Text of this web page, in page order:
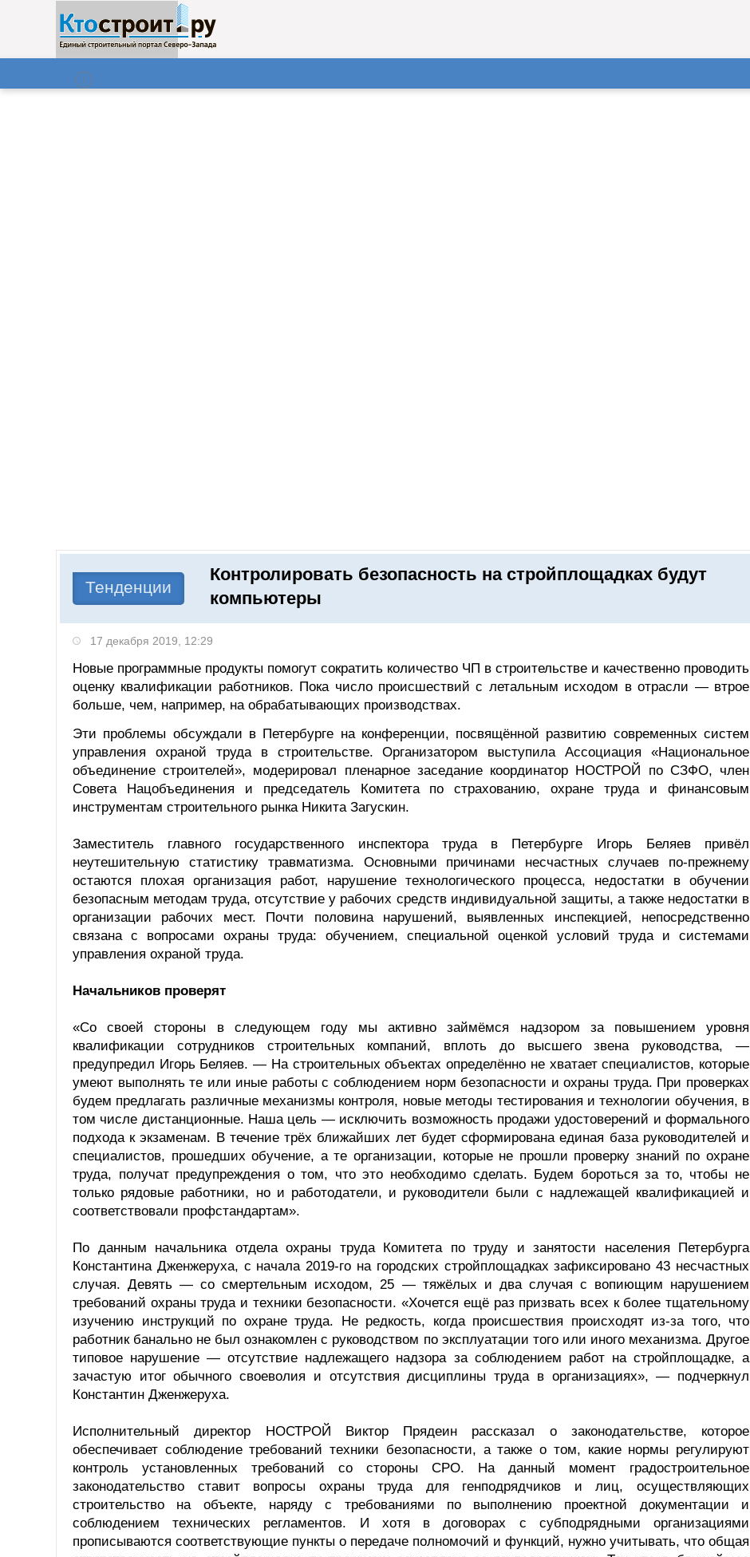
КАЛЕНДАРЬ
Тенденции
Контролировать безопасность на стройплощадках будут
компьютеры
17 декабря 2019, 12:29
Новые программные продукты помогут сократить количество ЧП в строительстве и качественно проводить
оценку квалификации работников. Пока число происшествий с летальным исходом в отрасли — втрое
больше, чем, например, на обрабатывающих производствах.
Эти проблемы обсуждали в Петербурге на конференции, посвящённой развитию современных систем
управления охраной труда в строительстве. Организатором выступила Ассоциация «Национальное
объединение строителей», модерировал пленарное заседание координатор НОСТРОЙ по СЗФО, член
Совета Нацобъединения и председатель Комитета по страхованию, охране труда и финансовым
инструментам строительного рынка Никита Загускин.
Заместитель главного государственного инспектора труда в Петербурге Игорь Беляев привёл
неутешительную статистику травматизма. Основными причинами несчастных случаев по-прежнему
остаются плохая организация работ, нарушение технологического процесса, недостатки в обучении
безопасным методам труда, отсутствие у рабочих средств индивидуальной защиты, а также недостатки в
организации рабочих мест. Почти половина нарушений, выявленных инспекцией, непосредственно
связана с вопросами охраны труда: обучением, специальной оценкой условий труда и системами
управления охраной труда.
Начальников проверят
«Со своей стороны в следующем году мы активно займёмся надзором за повышением уровня
квалификации сотрудников строительных компаний, вплоть до высшего звена руководства, —
предупредил Игорь Беляев. — На строительных объектах определённо не хватает специалистов, которые
умеют выполнять те или иные работы с соблюдением норм безопасности и охраны труда. При проверках
будем предлагать различные механизмы контроля, новые методы тестирования и технологии обучения, в
том числе дистанционные. Наша цель — исключить возможность продажи удостоверений и формального
подхода к экзаменам. В течение трёх ближайших лет будет сформирована единая база руководителей и
специалистов, прошедших обучение, а те организации, которые не прошли проверку знаний по охране
труда, получат предупреждения о том, что это необходимо сделать. Будем бороться за то, чтобы не
только рядовые работники, но и работодатели, и руководители были с надлежащей квалификацией и
соответствовали профстандартам».
По данным начальника отдела охраны труда Комитета по труду и занятости населения Петербурга
Константина Дженжеруха, с начала 2019-го на городских стройплощадках зафиксировано 43 несчастных
случая. Девять — со смертельным исходом, 25 — тяжёлых и два случая с вопиющим нарушением
требований охраны труда и техники безопасности. «Хочется ещё раз призвать всех к более тщательному
изучению инструкций по охране труда. Не редкость, когда происшествия происходят из-за того, что
работник банально не был ознакомлен с руководством по эксплуатации того или иного механизма. Другое
типовое нарушение — отсутствие надлежащего надзора за соблюдением работ на стройплощадке, а
зачастую итог обычного своеволия и отсутствия дисциплины труда в организациях», — подчеркнул
Константин Дженжеруха.
Исполнительный директор НОСТРОЙ Виктор Прядеин рассказал о законодательстве, которое
обеспечивает соблюдение требований техники безопасности, а также о том, какие нормы регулируют
контроль установленных требований со стороны СРО. На данный момент градостроительное
законодательство ставит вопросы охраны труда для генподрядчиков и лиц, осуществляющих
строительство на объекте, наряду с требованиями по выполнению проектной документации и
соблюдением технических регламентов. И хотя в договорах с субподрядными организациями
прописываются соответствующие пункты о передаче полномочий и функций, нужно учитывать, что общая